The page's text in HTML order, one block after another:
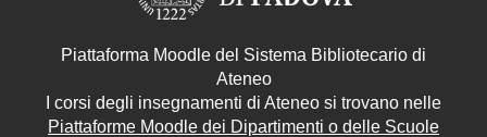
Piattaforma Moodle del Sistema Bibliotecario di
Ateneo
I corsi degli insegnamenti di Ateneo si trovano nelle
Piattaforme Moodle dei Dipartimenti o delle Scuole